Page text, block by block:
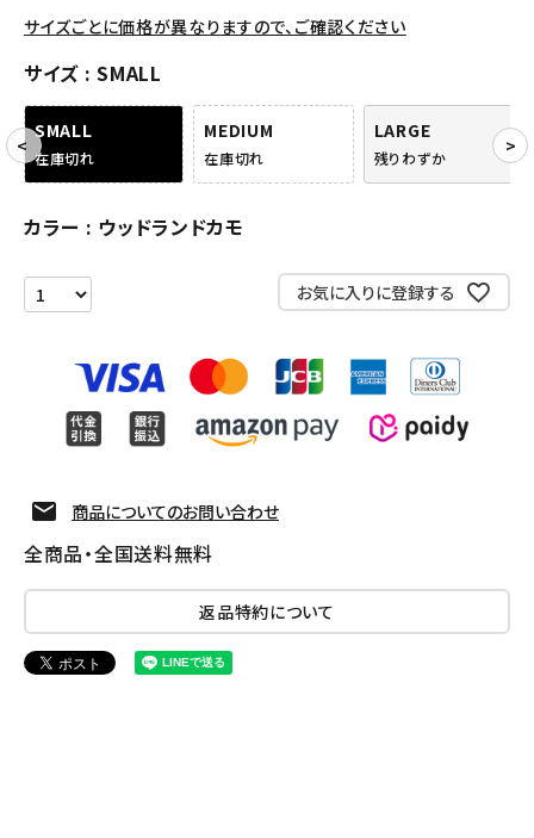
SEASON
CONTENTS
ACCOUNT MENU
サイズごとに価格が異なりますので、ご確認ください
サイズ SMALL
SMALL
在庫切れ
MEDIUM
在庫切れ
LARGE
残りわずか
カラー ウッドランドカモ
お気に入りに登録する
商品についてのお問い合わせ
全商品・全国送料無料
返品特約について